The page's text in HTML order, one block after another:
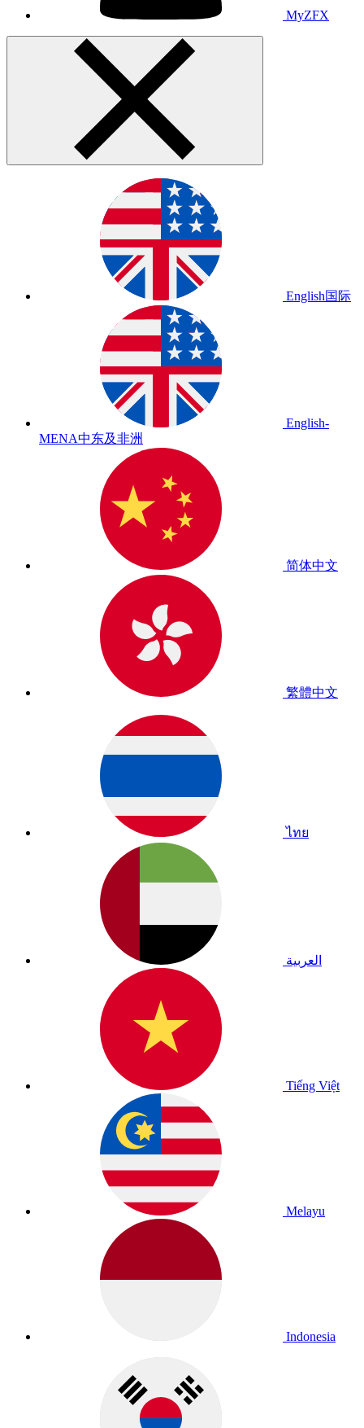
MyZFX
English国际
English-
MENA中东及非洲
简体中文
繁體中文
ไทย
العربية
Tiếng Việt
Melayu
Indonesia